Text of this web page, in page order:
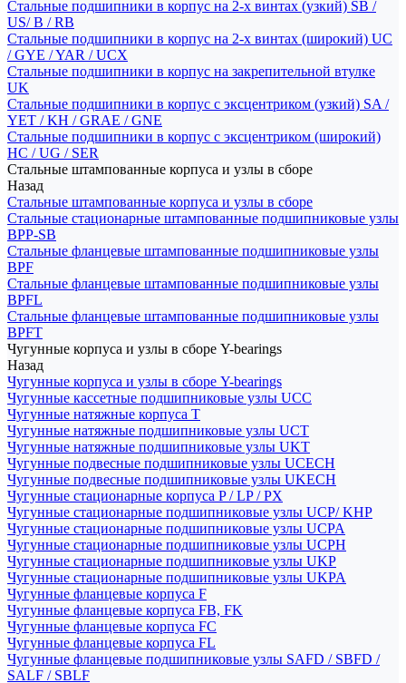
Стальные подшипники в корпус на 2-х винтах (узкий) SB /
US/ B / RB
Стальные подшипники в корпус на 2-х винтах (широкий) UC
/ GYE / YAR / UCX
Стальные подшипники в корпус на закрепительной втулке
UK
Стальные подшипники в корпус с эксцентриком (узкий) SA /
YET / KH / GRAE / GNE
Стальные подшипники в корпус с эксцентриком (широкий)
HC / UG / SER
Стальные штампованные корпуса и узлы в сборе
Назад
Стальные штампованные корпуса и узлы в сборе
Стальные стационарные штампованные подшипниковые узлы
BPP-SB
Стальные фланцевые штампованные подшипниковые узлы
BPF
Стальные фланцевые штампованные подшипниковые узлы
BPFL
Стальные фланцевые штампованные подшипниковые узлы
BPFT
Чугунные корпуса и узлы в сборе Y-bearings
Назад
Чугунные корпуса и узлы в сборе Y-bearings
Чугунные кассетные подшипниковые узлы UCC
Чугунные натяжные корпуса T
Чугунные натяжные подшипниковые узлы UCT
Чугунные натяжные подшипниковые узлы UKT
Чугунные подвесные подшипниковые узлы UCECH
Чугунные подвесные подшипниковые узлы UKECH
Чугунные стационарные корпуса P / LP / PX
Чугунные стационарные подшипниковые узлы UCP/ KHP
Чугунные стационарные подшипниковые узлы UCPA
Чугунные стационарные подшипниковые узлы UCPH
Чугунные стационарные подшипниковые узлы UKP
Чугунные стационарные подшипниковые узлы UKPA
Чугунные фланцевые корпуса F
Чугунные фланцевые корпуса FB, FK
Чугунные фланцевые корпуса FC
Чугунные фланцевые корпуса FL
Чугунные фланцевые подшипниковые узлы SAFD / SBFD /
SALF / SBLF